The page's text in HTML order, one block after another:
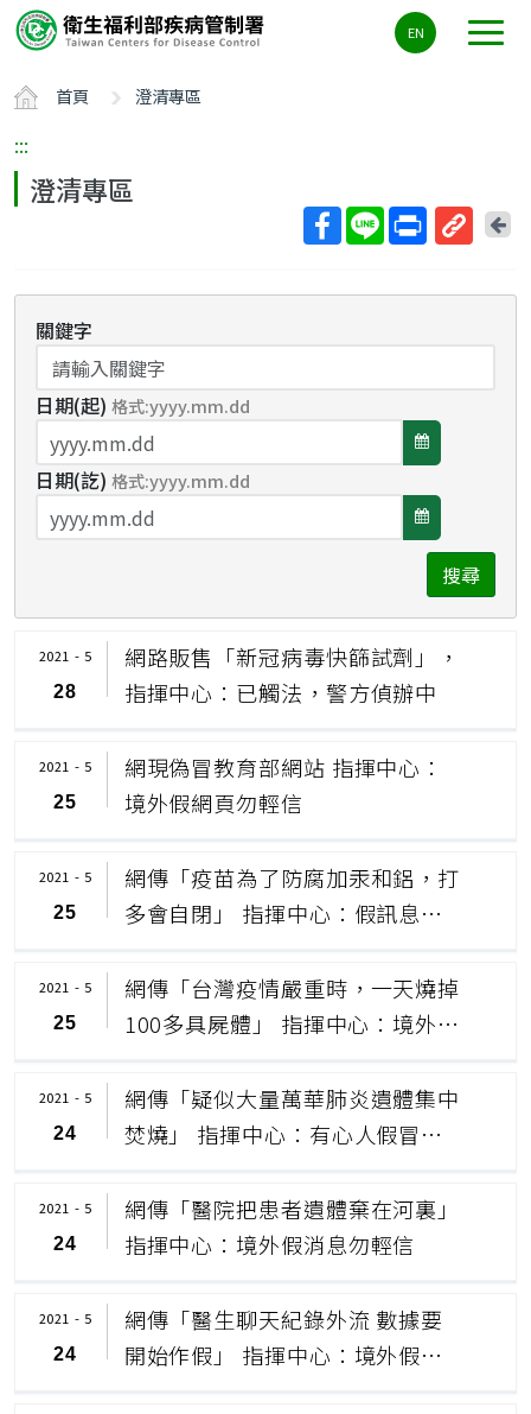
要
容
ALT+C
EN
首頁 澄清專區
:::
澄清專區
網
回
關鍵字
日期(起) 格式:yyyy.mm.dd
選
日
期
按
日期(訖) 格式:yyyy.mm.dd
選
擇
日
搜尋
2021 - 5
28
網路販售「新冠病毒快篩試劑」，
指揮中心：已觸法，警方偵辦中
2021 - 5
25
網現偽冒教育部網站 指揮中心：
境外假網頁勿輕信
2021 - 5
25
網傳「疫苗為了防腐加汞和鋁，打
多會自閉」 指揮中心：假訊息勿
2021 - 5
25
網傳「台灣疫情嚴重時，一天燒掉
100多具屍體」 指揮中心：境外假
2021 - 5
24
網傳「疑似大量萬華肺炎遺體集中
焚燒」 指揮中心：有心人假冒媒
2021 - 5
24
網傳「醫院把患者遺體棄在河裏」
指揮中心：境外假消息勿輕信
2021 - 5
24
網傳「醫生聊天紀錄外流 數據要
開始作假」 指揮中心：境外假訊